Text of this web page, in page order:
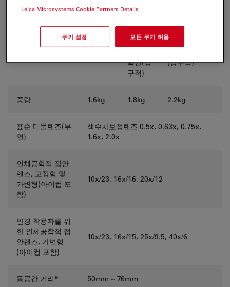
30x, 40x 및 50x
비디오/포토 연결
메
육안(영
구적)
50% 카메
(영구적)
중량 1.6kg 1.8kg 2.2kg
표준 대물렌즈(무
연)
색수차보정렌즈 0.5x, 0.63x, 0.75x,
1.6x, 2.0x
인체공학적 접안
렌즈, 고정형 및
가변형(아이컵 포
함)
10x/23, 16x/16, 20x/12
안경 착용자를 위
한 인체공학적 접
안렌즈, 가변형
(아이컵 포함)
10x/23, 16x/15, 25x/9.5, 40x/6
동공간 거리* 50mm ~ 76mm
Leica Microsystems Cookie Partners Details
쿠키 설정 모든 쿠키 허용